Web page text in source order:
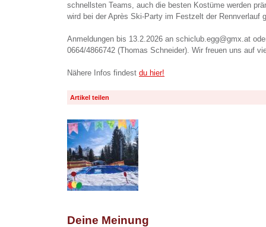
schnellsten Teams, auch die besten Kostüme werden
wird bei der Après Ski-Party im Festzelt der Rennverlauf
Anmeldungen bis 13.2.2026 an schiclub.egg@gmx.at
0664/4866742 (Thomas Schneider). Wir freuen uns auf
Nähere Infos findest du hier!
Artikel teilen
Deine Meinung